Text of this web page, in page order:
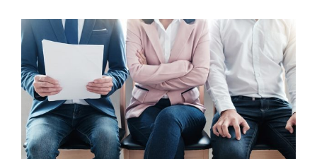
View
Larger
Image